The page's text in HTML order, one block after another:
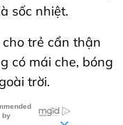
sốc nhiệt.
trẻ cẩn thận
có mái che, bóng
trời.